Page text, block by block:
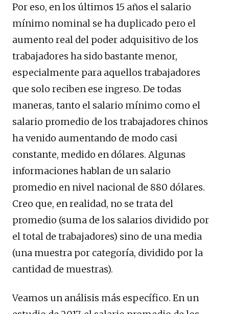
Por eso, en los últimos 15 años el salario
mínimo nominal se ha duplicado pero el
aumento real del poder adquisitivo de los
trabajadores ha sido bastante menor,
especialmente para aquellos trabajadores
que solo reciben ese ingreso. De todas
maneras, tanto el salario mínimo como el
salario promedio de los trabajadores chinos
ha venido aumentando de modo casi
constante, medido en dólares. Algunas
informaciones hablan de un salario
promedio en nivel nacional de 880 dólares.
Creo que, en realidad, no se trata del
promedio (suma de los salarios dividido por
el total de trabajadores) sino de una media
(una muestra por categoría, dividido por la
cantidad de muestras).
Veamos un análisis más específico. En un